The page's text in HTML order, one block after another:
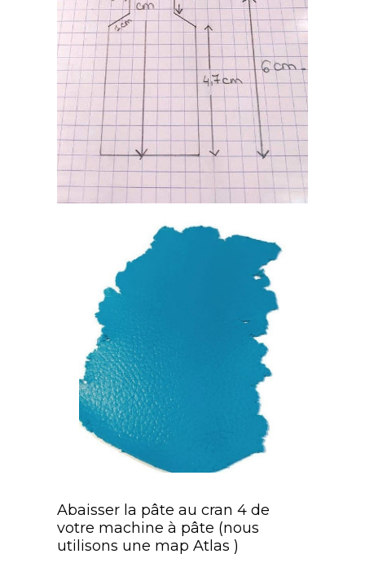
Abaisser la pâte au cran 4 de
votre machine à pâte (nous
utilisons une map Atlas )